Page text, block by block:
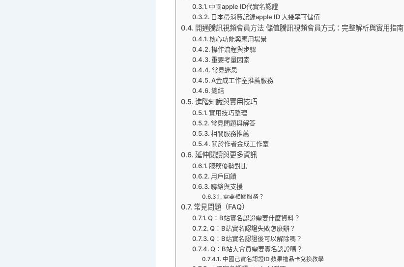
中國apple ID代實名認證
日本帶消費記錄apple ID 大幾率可儲值
開通騰訊視頻會員方法 儲值騰訊視頻會員方式：完整解析與實用指南
核心功能與應用場景
操作流程與步驟
重要考量因素
常見迷思
A金成工作室推薦服務
總結
進階知識與實用技巧
實用技巧整理
常見問題與解答
相關服務推薦
關於作者金成工作室
延伸閱讀與更多資訊
服務優勢對比
用戶回饋
聯絡與支援
需要相關服務？
常見問題（FAQ）
Q：B站實名認證需要什麼資料？
Q：B站實名認證失敗怎麼辦？
Q：B站實名認證後可以解除嗎？
Q：B站大會員需要實名認證嗎？
中國已實名認證ID 蘋果禮品卡兌換教學